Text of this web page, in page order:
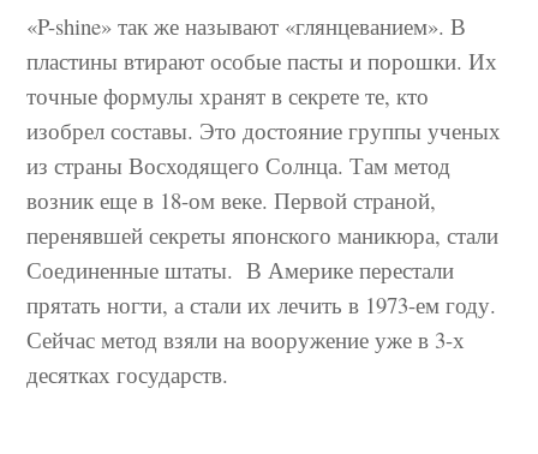
«P-shine» так же называют «глянцеванием». В
пластины втирают особые пасты и порошки. Их
точные формулы хранят в секрете те, кто
изобрел составы. Это достояние группы ученых
из страны Восходящего Солнца. Там метод
возник еще в 18-ом веке. Первой страной,
перенявшей секреты японского маникюра, стали
Соединенные штаты. В Америке перестали
прятать ногти, а стали их лечить в 1973-ем году.
Сейчас метод взяли на вооружение уже в 3-х
десятках государств.